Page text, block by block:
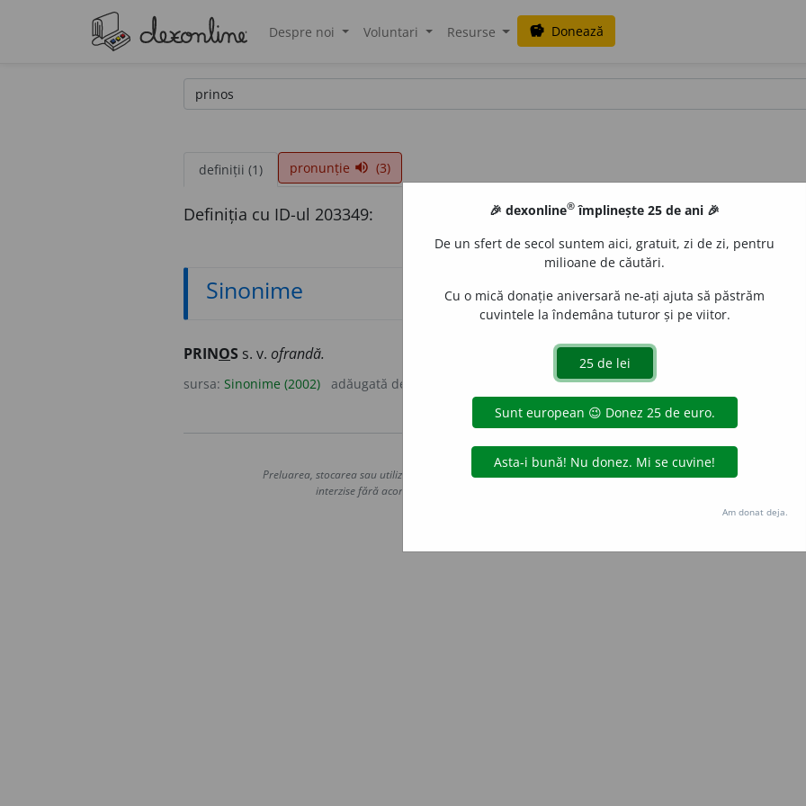
Despre noi Voluntari Resurse savings Donează
definiții (1) pronunție volume_up (3)
Definiția cu ID-ul 203349:
Sinonime
PRINOS s. v. ofrandă.
sursa: Sinonime (2002) adăugată de
Copyright © 2004-2026 dexonline (https://dexonline.ro)
Preluarea, stocarea sau utilizarea datelor de pe acest site, inclusiv prin orice metode de extragere automată
interzise fără acordul nostru prealabil scris, cu excepția seturilor de date oferite oficial spre utilizare
Hosterion
🎉 dexonline® împlinește 25 de ani 🎉
De un sfert de secol suntem aici, gratuit, zi de zi, pentru
milioane de căutări.
Cu o mică donație aniversară ne-ați ajuta să păstrăm
cuvintele la îndemâna tuturor și pe viitor.
Am donat deja.